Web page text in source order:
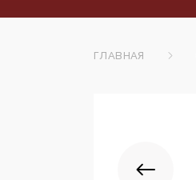
ГЛАВНАЯ